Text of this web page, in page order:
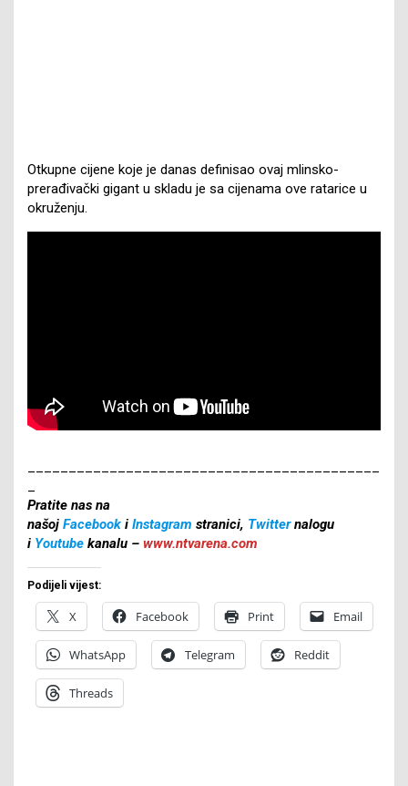
Otkupne cijene koje je danas definisao ovaj mlinsko-
prerađivački gigant u skladu je sa cijenama ove ratarice u
okruženju.
Pratite nas na
našoj Facebook i Instagram stranici, Twitternalogu
i Youtube kanalu – www.ntvarena.com
Podijeli vijest:
X Facebook Print Email
WhatsApp Telegram Reddit
Threads